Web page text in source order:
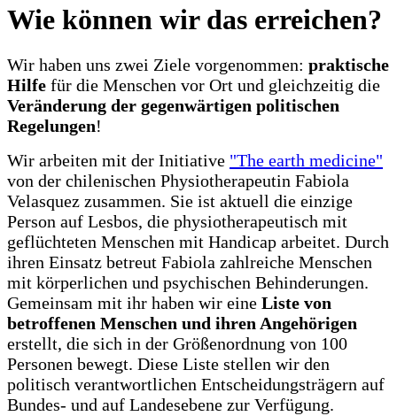
Wie können wir das erreichen?
Wir haben uns zwei Ziele vorgenommen: praktische
Hilfe für die Menschen vor Ort und gleichzeitig die
Veränderung der gegenwärtigen politischen
Regelungen!
Wir arbeiten mit der Initiative "The earth medicine"
von der chilenischen Physiotherapeutin Fabiola
Velasquez zusammen. Sie ist aktuell die einzige
Person auf Lesbos, die physiotherapeutisch mit
geflüchteten Menschen mit Handicap arbeitet. Durch
ihren Einsatz betreut Fabiola zahlreiche Menschen
mit körperlichen und psychischen Behinderungen.
Gemeinsam mit ihr haben wir eine Liste von
betroffenen Menschen und ihren Angehörigen
erstellt, die sich in der Größenordnung von 100
Personen bewegt. Diese Liste stellen wir den
politisch verantwortlichen Entscheidungsträgern auf
Bundes- und auf Landesebene zur Verfügung.